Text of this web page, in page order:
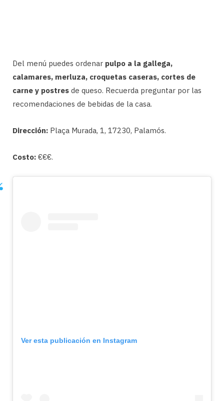
Del menú puedes ordenar pulpo a la gallega,
calamares, merluza, croquetas caseras, cortes de
carne y postres de queso. Recuerda preguntar por las
recomendaciones de bebidas de la casa.
Dirección: Plaça Murada, 1, 17230, Palamós.
Costo: €€€.
Ver esta publicación en Instagram